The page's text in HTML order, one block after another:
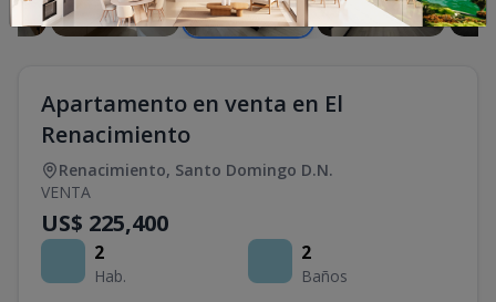
Apartamento en venta en El
Renacimiento
Renacimiento, Santo Domingo D.N.
VENTA
US$ 225,400
2
Hab.
2
Baños